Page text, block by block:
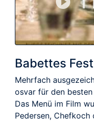
Babettes Fest
Mehrfach
osvar für den
Das Menü im Film
Pedersen, Chefkoch